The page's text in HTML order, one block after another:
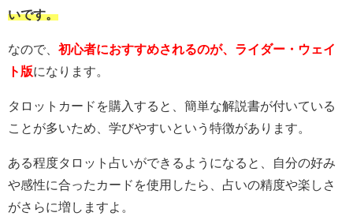
いです。
なので、 初心者におすすめされるのが、ライダー・ウェイ
ト版になります。
タロットカードを購入すると、簡単な解説書が付いている
ことが多いため、学びやすいという特徴があります。
ある程度タロット占いができるようになると、自分の好み
や感性に合ったカードを使用したら、占いの精度や楽しさ
がさらに増しますよ。